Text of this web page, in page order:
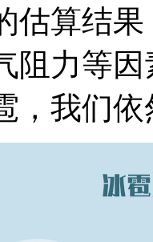
估算结
阻力等
，我们